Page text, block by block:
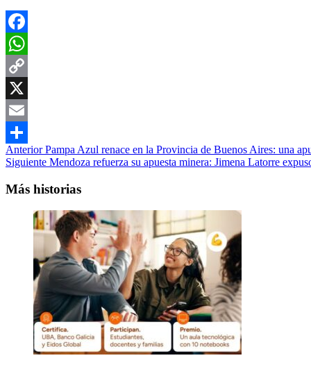
Facebook
WhatsApp
Copy
Link
X
Email
Compartir
Navegación
de
entradas
AnteriorPampa Azul renace en la Provincia de Buenos Aires: una
Siguiente Mendoza refuerza su apuesta minera: Jimena Latorre
Más historias